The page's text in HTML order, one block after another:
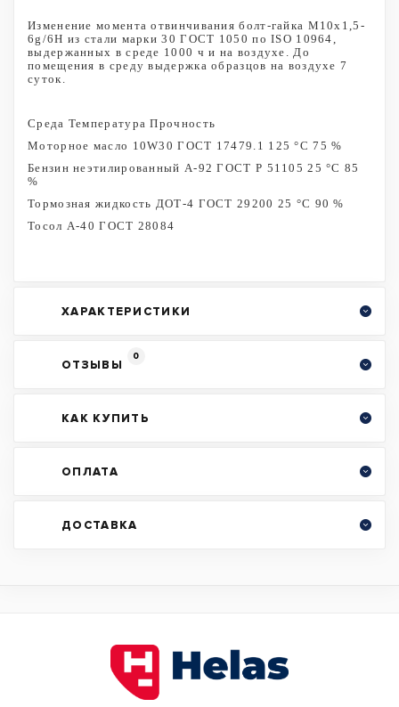
Изменение момента отвинчивания болт-гайка М10х1,5-
6g/6H из стали марки 30 ГОСТ 1050 по ISO 10964,
выдержанных в среде 1000 ч и на воздухе. До
помещения в среду выдержка образцов на воздухе 7
суток.
Среда Температура Прочность
Моторное масло 10W30 ГОСТ 17479.1 125 °С 75 %
Бензин неэтилированный А-92 ГОСТ Р 51105 25 °С 85
%
Тормозная жидкость ДОТ-4 ГОСТ 29200 25 °С 90 %
Тосол А-40 ГОСТ 28084
ХАРАКТЕРИСТИКИ
ОТЗЫВЫ
0
КАК КУПИТЬ
ОПЛАТА
ДОСТАВКА